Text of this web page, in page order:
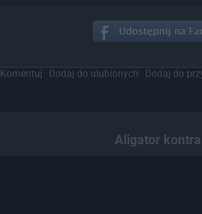
Komentuj Dodaj do ulubionych Dodaj do
Aligator